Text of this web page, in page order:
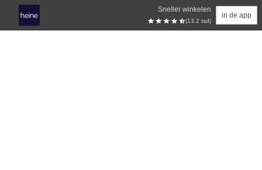
Sneller winkelen
(13.2 tsd)
in de app